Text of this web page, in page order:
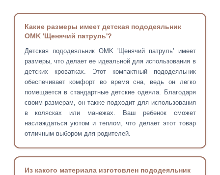
Какие размеры имеет детская пододеяльник
OMK 'Щенячий патруль'?
Детская пододеяльник OMK 'Щенячий патруль' имеет
размеры, что делает ее идеальной для использования в
детских кроватках. Этот компактный пододеяльник
обеспечивает комфорт во время сна, ведь он легко
помещается в стандартные детские одеяла. Благодаря
своим размерам, он также подходит для использования
в колясках или манежах. Ваш ребенок сможет
наслаждаться уютом и теплом, что делает этот товар
отличным выбором для родителей.
Из какого материала изготовлен пододеяльник